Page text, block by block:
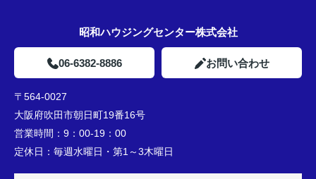
昭和ハウジングセンター株式会社
06-6382-8886 お問い合わせ
〒564-0027
大阪府吹田市朝日町19番16号
営業時間： 9：00-19：00
定休日： 毎週水曜日・第1～3木曜日